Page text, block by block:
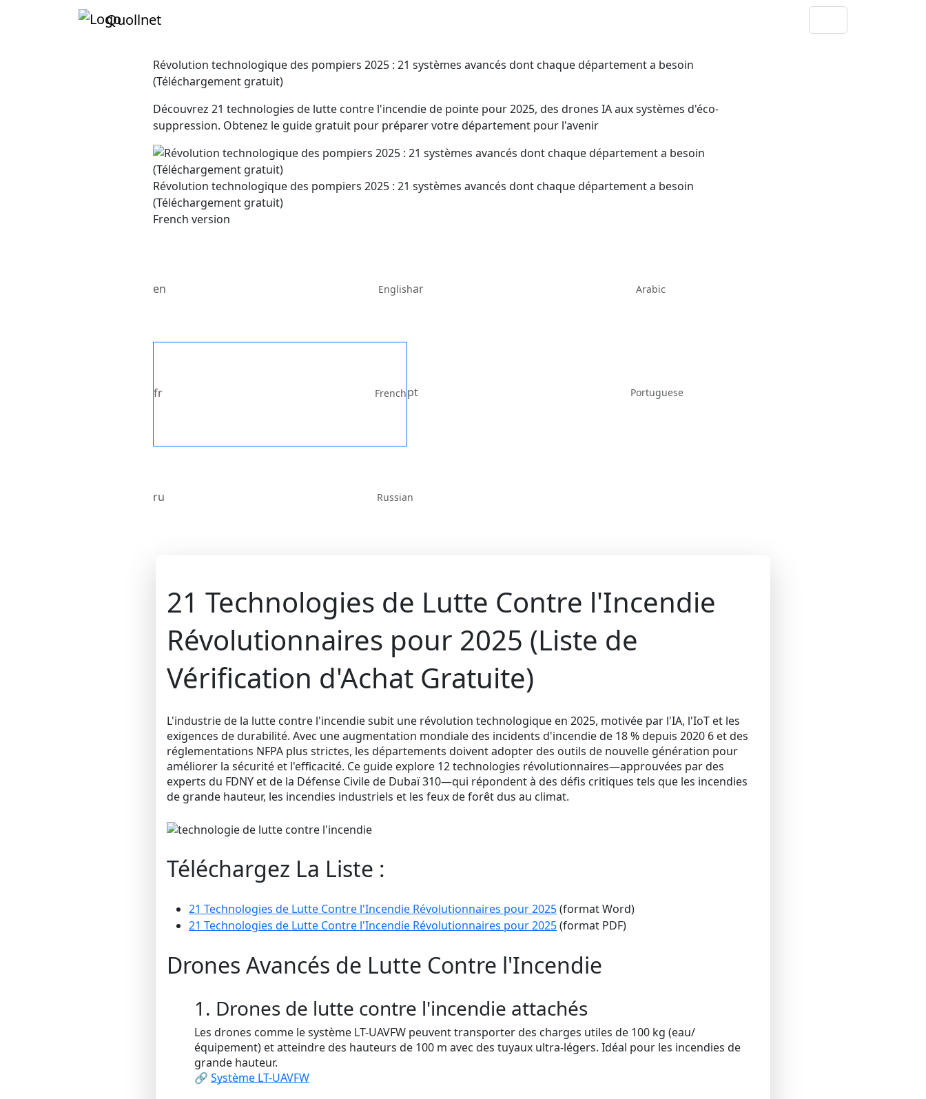
Quollnet
Révolution technologique des pompiers 2025 : 21 systèmes avancés dont chaque département a besoin
(Téléchargement gratuit)
Découvrez 21 technologies de lutte contre l'incendie de pointe pour 2025, des drones IA aux systèmes d'éco-
suppression. Obtenez le guide gratuit pour préparer votre département pour l'avenir
Révolution technologique des pompiers 2025 : 21 systèmes avancés dont chaque département a besoin
(Téléchargement gratuit)
French version
en Englishar Arabic
fr Frenchpt Portuguese
ru Russian
21 Technologies de Lutte Contre l'Incendie
Révolutionnaires pour 2025 (Liste de
Vérification d'Achat Gratuite)
L'industrie de la lutte contre l'incendie subit une révolution technologique en 2025, motivée par l'IA, l'IoT et les
exigences de durabilité. Avec une augmentation mondiale des incidents d'incendie de 18 % depuis 2020 6 et des
réglementations NFPA plus strictes, les départements doivent adopter des outils de nouvelle génération pour
améliorer la sécurité et l'efficacité. Ce guide explore 12 technologies révolutionnaires—approuvées par des
experts du FDNY et de la Défense Civile de Dubaï 310—qui répondent à des défis critiques tels que les incendies
de grande hauteur, les incendies industriels et les feux de forêt dus au climat.
Téléchargez La Liste :
21 Technologies de Lutte Contre l'Incendie Révolutionnaires pour 2025(format Word)
21 Technologies de Lutte Contre l'Incendie Révolutionnaires pour 2025(format PDF)
Drones Avancés de Lutte Contre l'Incendie
1. Drones de lutte contre l'incendie attachés
Les drones comme le système LT-UAVFW peuvent transporter des charges utiles de 100 kg (eau/
équipement) et atteindre des hauteurs de 100 m avec des tuyaux ultra-légers. Idéal pour les incendies de
grande hauteur.
🔗 Système LT-UAVFW